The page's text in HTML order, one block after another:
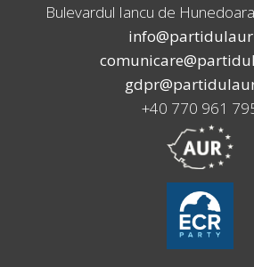
Bulevardul Iancu de
+40 770 961